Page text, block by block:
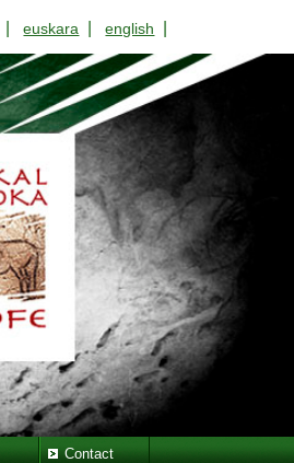
|euskara |english
Contact